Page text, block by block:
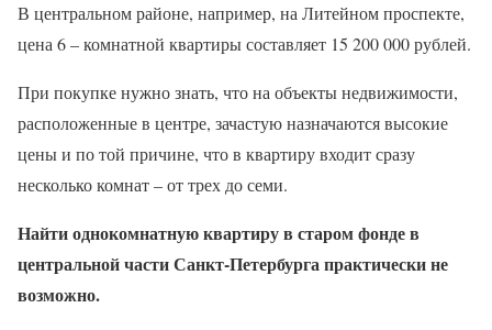
В центральном районе, например, на Литейном проспекте,
цена 6 – комнатной квартиры составляет 15 200 000 рублей.
При покупке нужно знать, что на объекты недвижимости,
расположенные в центре, зачастую назначаются высокие
цены и по той причине, что в квартиру входит сразу
несколько комнат – от трех до семи.
Найти однокомнатную квартиру в старом фонде в
центральной части Санкт-Петербурга практически не
возможно.